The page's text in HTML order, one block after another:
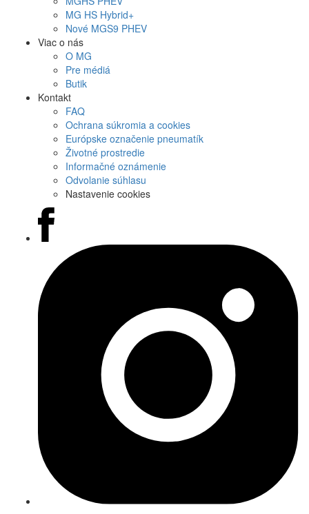
MG HS Hybrid+
Nové MGS9 PHEV
Viac o nás
O MG
Pre médiá
Butik
Kontakt
FAQ
Ochrana súkromia a cookies
Európske označenie pneumatík
Životné prostredie
Informačné oznámenie
Odvolanie súhlasu
Nastavenie cookies